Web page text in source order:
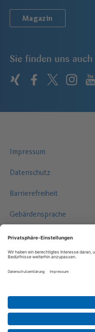
Magazin
Sie finden uns
xingfacebook
twitter
Impressum
Datenschutz
Barrierefreiheit
Gebärdensprache
Leichte Sprache
©2026 HAMBURG